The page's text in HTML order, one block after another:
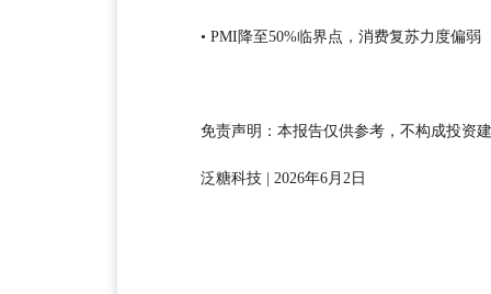
• PMI降至50%临界点，消费复苏力度偏弱
免责声明：本报告仅供参考，不构成投资
泛糖科技 | 2026年6月2日